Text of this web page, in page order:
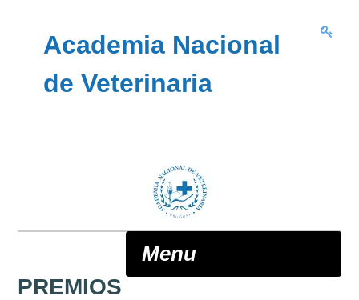
Academia Nacional
de Veterinaria
Menu
PREMIOS